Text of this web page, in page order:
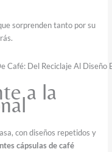
sorprenden tanto por su
a la
con diseños repetidos y
cápsulas de café